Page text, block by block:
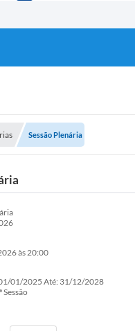
Sessão Plenária
às 20:00
01/2025 Até: 31/12/2028
Sessão